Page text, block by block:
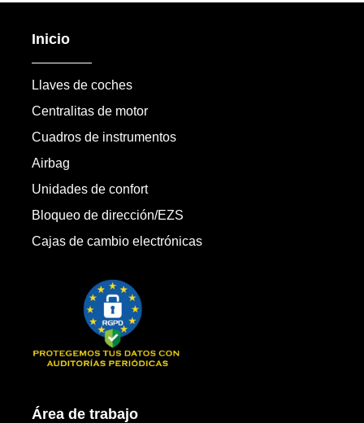
Inicio
Llaves de coches
Centralitas de motor
Cuadros de instrumentos
Airbag
Unidades de confort
Bloqueo de dirección/EZS
Cajas de cambio electrónicas
Área de trabajo